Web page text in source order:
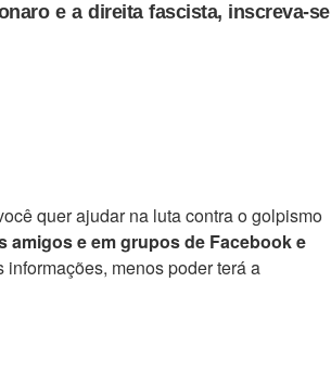
e a direita fascista, inscreva-se
quer ajudar na luta contra o golpismo
amigos e em grupos de Facebook e
menos poder terá a